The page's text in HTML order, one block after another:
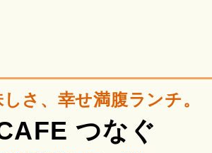
さ、幸せ満腹ランチ。
つなぐ